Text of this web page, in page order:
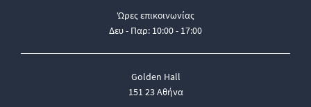
Ώρες επικοινωνίας
Δευ - Παρ: 10:00 - 17:00
Golden Hall
151 23 Αθήνα